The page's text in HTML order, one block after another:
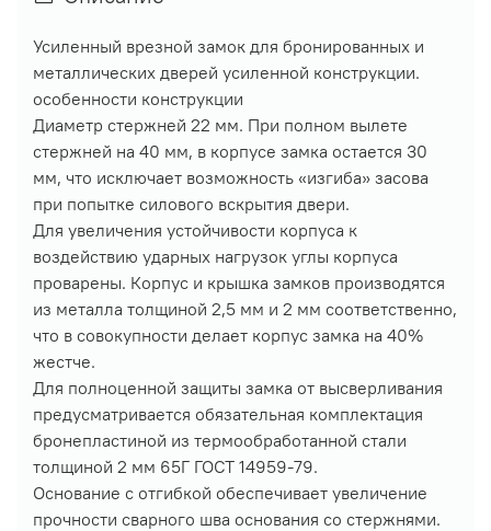
Усиленный врезной замок для бронированных и
металлических дверей усиленной конструкции.
особенности конструкции
Диаметр стержней 22 мм. При полном вылете
стержней на 40 мм, в корпусе замка остается 30
мм, что исключает возможность «изгиба» засова
при попытке силового вскрытия двери.
Для увеличения устойчивости корпуса к
воздействию ударных нагрузок углы корпуса
проварены. Корпус и крышка замков производятся
из металла толщиной 2,5 мм и 2 мм соответственно,
что в совокупности делает корпус замка на 40%
жестче.
Для полноценной защиты замка от высверливания
предусматривается обязательная комплектация
бронепластиной из термообработанной стали
толщиной 2 мм 65Г ГОСТ 14959-79.
Основание с отгибкой обеспечивает увеличение
прочности сварного шва основания со стержнями.